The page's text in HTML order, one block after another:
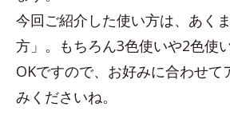
今回ご紹介した使い方は、あく
方」。もちろん3色使いや2色使
OKですので、お好みに合わせて
みくださいね。